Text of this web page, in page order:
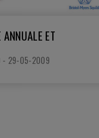
ET
29-05-2009